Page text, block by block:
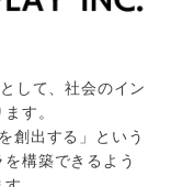
して、社会のイン
す。
創出する」という
構築できるよう